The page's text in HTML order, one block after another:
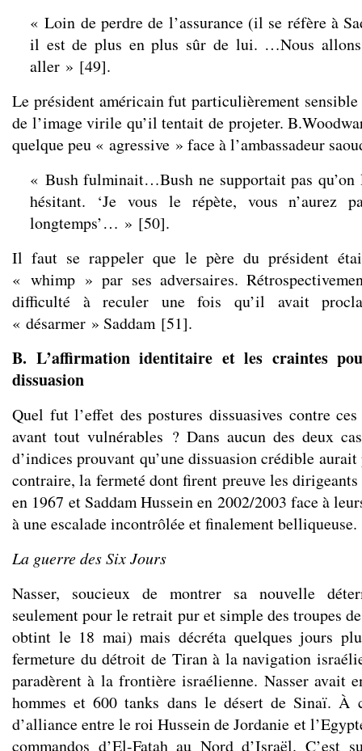
« Loin de perdre de l’assurance (il se réfère à
il est de plus en plus sûr de lui. …Nous
aller » [49].
Le président américain fut particulièrement sensible
de l’image virile qu’il tentait de projeter.
quelque peu « agressive » face à l’ambassadeur
« Bush fulminait…Bush ne supportait pas qu’on
hésitant. ‘Je vous le répète, vous n’aurez
longtemps’… » [50].
Il faut se rappeler que le père du président
« whimp » par ses adversaires.
difficulté à reculer une fois qu’il avait
« désarmer » Saddam[51].
B. L’affirmation identitaire et les craintes
dissuasion
Quel fut l’effet des postures dissuasives contre
avant tout vulnérables ? Dans aucun des deux
d’indices prouvant qu’une dissuasion crédible
contraire, la fermeté dont firent preuve les
en 1967 et Saddam Hussein en 2002/2003 face à
à une escalade incontrôlée et finalement belliqueuse.
La guerre des Six Jours
Nasser, soucieux de montrer sa nouvelle
seulement pour le retrait pur et simple des troupes
obtint le 18 mai) mais décréta quelques jours
fermeture du détroit de Tiran à la navigation
paradèrent à la frontière israélienne. Nasser avait
hommes et 600 tanks dans le désert de Sinaï. À
d’alliance entre le roi Hussein de Jordanie et
commandos d’El-Fatah au Nord d’Israël. C’est